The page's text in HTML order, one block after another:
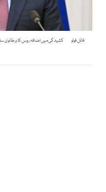
فائل فوٹو کشیدگی میں اضافہ،روس کا برطانوی